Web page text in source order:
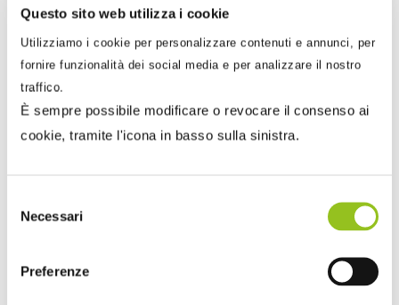
Questo sito web utilizza i cookie
Utilizziamo i cookie per personalizzare contenuti e annunci, per
fornire funzionalità dei social media e per analizzare il nostro
traffico.
È sempre possibile modificare o revocare il consenso ai
cookie, tramite l'icona in basso sulla sinistra.
delNecessari
Preferenze
note di variazione in aumento
debito ). L’emissione èobbligatoria ogni qual
volta, successivamente all’emissione della
fattura, l’ammontare imponibile o la relativa
imposta aumenti per qualsiasi motivo;
note di variazione in diminuzione(c.d. note di
entro il termine di un anno dall’effettuazione
dell’operazione imponibile originaria o senza